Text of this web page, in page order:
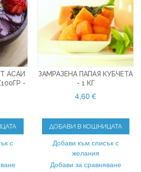
АСАИ
-
с
ЗАМРАЗЕНА ПАПАЯ КУБЧЕТА
- 1 КГ
4,60 €
ДОБАВИ В КОШНИЦАТА
Добави към списък с
желания
Добави за сравняване